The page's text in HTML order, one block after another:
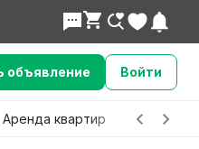
объявление Войти
Аренда квартир Детские